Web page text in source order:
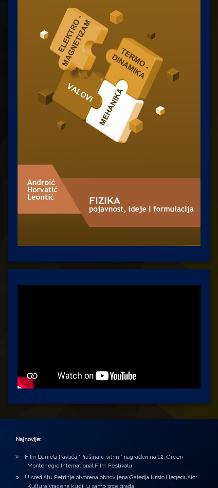
Najnovije:
Film Daniela Pavlića ‘Prašina u vitrini’ nagrađen na 12. Green
Montenegro International Film Festivalu
U središtu Petrinje otvorena obnovljena Galerija Krsto Hegedušić:
Kultura vraćena kući, u samo srce grada!